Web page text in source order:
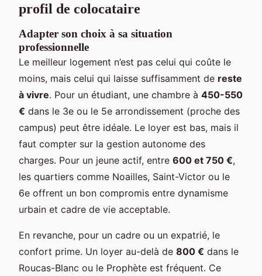
profil de colocataire
Adapter son choix à sa situation
professionnelle
Le meilleur logement n’est pas celui qui coûte le
moins, mais celui qui laisse suffisamment de reste
à vivre. Pour un étudiant, une chambre à 450-550
€ dans le 3e ou le 5e arrondissement (proche des
campus) peut être idéale. Le loyer est bas, mais il
faut compter sur la gestion autonome des
charges. Pour un jeune actif, entre 600 et 750 €,
les quartiers comme Noailles, Saint-Victor ou le
6e offrent un bon compromis entre dynamisme
urbain et cadre de vie acceptable.
En revanche, pour un cadre ou un expatrié, le
confort prime. Un loyer au-delà de 800 € dans le
Roucas-Blanc ou le Prophète est fréquent. Ce